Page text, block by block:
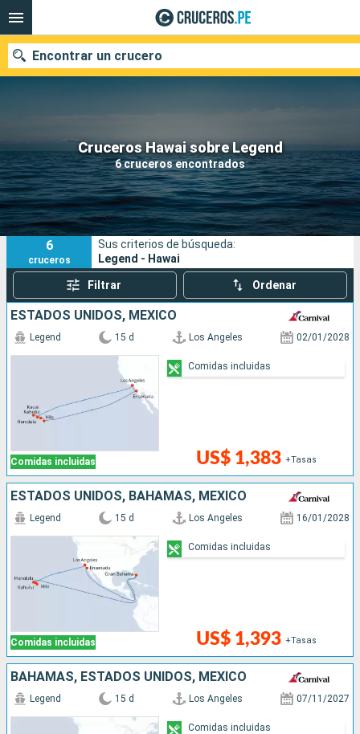
Cruceros Hawai sobre Legend
6 cruceros encontrados
Encontrar un crucero
Nuestros destinos
Fecha de salida
Puertos Compañías
6
cruceros
Sus criterios de búsqueda:
Legend - Hawai
Filtrar Ordenar
ESTADOS UNIDOS, MÉXICO
Comidas incluidas
Legend 15 d Los Angeles 02/01/2028
US$ 1,383 +Tasas
Comidas incluidas
ESTADOS UNIDOS, BAHAMAS, MÉXICO
Comidas incluidas
Legend 15 d Los Angeles 16/01/2028
US$ 1,393 +Tasas
Comidas incluidas
BAHAMAS, ESTADOS UNIDOS, MÉXICO
Legend 15 d Los Angeles 07/11/2027
Comidas incluidas